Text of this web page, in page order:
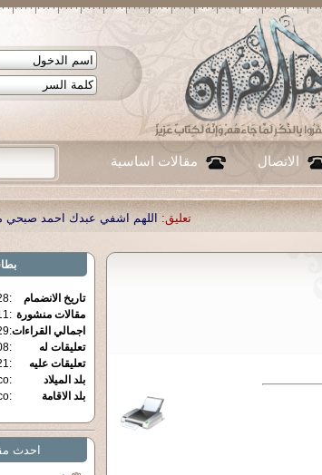
الاتصال مقالات اساسية
اللهم اشفي عبدك احمد صبحي منصور| تعليق: ...
|
تاريخ الانضمام :
مقالات منشورة :
اجمالي القراءات:
تعليقات له
:
تعليقات عليه
:
بلد الميلاد
:
بلد الاقامة
:
احدث